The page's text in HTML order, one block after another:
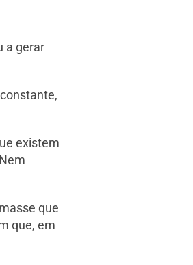
a gerar
existem
que
que, em